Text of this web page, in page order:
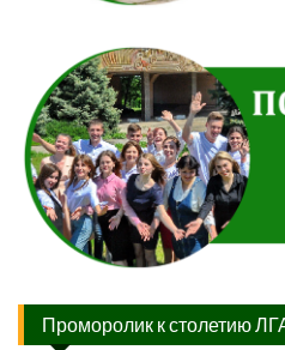
Проморолик к столетию